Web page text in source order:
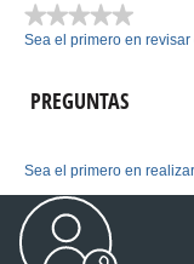
★★★★★
Sin
Sea el primero en
PREGUNTAS
Sea el primero en